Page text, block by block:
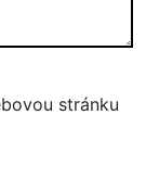
stránku